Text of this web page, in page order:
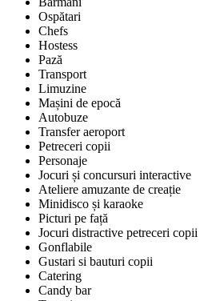
Ospătari
Chefs
Hostess
Pază
Transport
Limuzine
Mașini de epocă
Autobuze
Transfer aeroport
Petreceri copii
Personaje
Jocuri și concursuri interactive
Ateliere amuzante de creație
Minidisco și karaoke
Picturi pe față
Jocuri distractive petreceri copii
Gonflabile
Gustari si bauturi copii
Catering
Candy bar